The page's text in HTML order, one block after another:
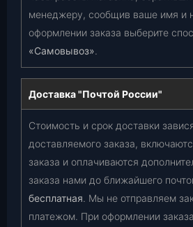
менеджеру, сообщив ваше имя и
оформлении заказа выберите
«Самовывоз».
Доставка "Почтой России"
Стоимость и срок доставки
доставляемого заказа,
заказа и оплачиваются
заказа нами до ближайшего
бесплатная. Мы не отправляем
платежом. При оформлении